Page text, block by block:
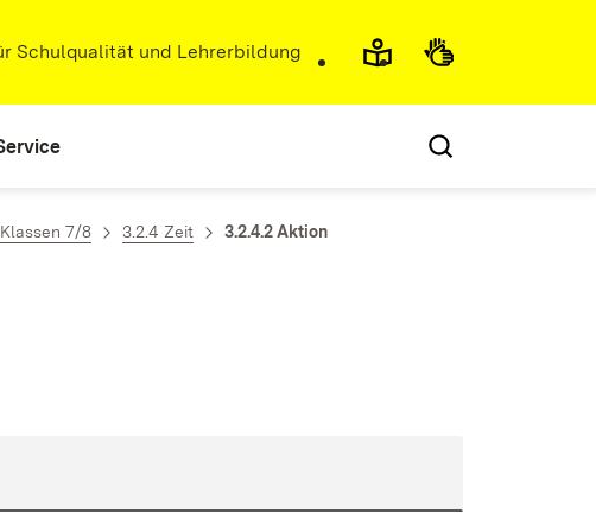
Fenster)
Schulqualität und Lehrerbildung
7/8 3.2.4 Zeit 3.2.4.2 Aktion